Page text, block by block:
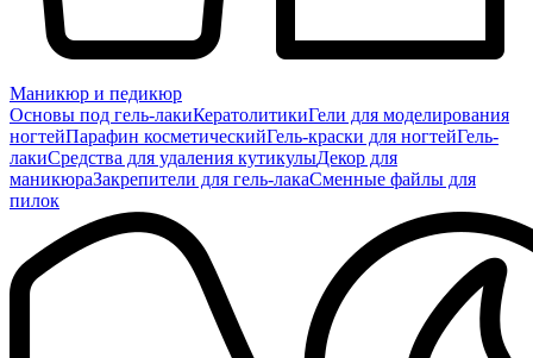
Маникюр и педикюр
Основы под гель-лакиКератолитикиГели для моделирования
ногтейПарафин косметическийГель-краски для ногтейГель-
лакиСредства для удаления кутикулыДекор для
маникюраЗакрепители для гель-лакаСменные файлы для
пилок